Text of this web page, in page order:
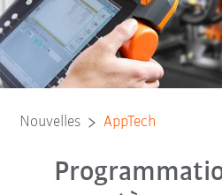
Nouvelles AppTech